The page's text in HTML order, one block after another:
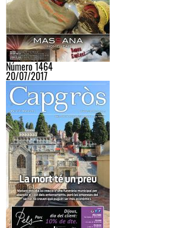
Número 1464
20/07/2017